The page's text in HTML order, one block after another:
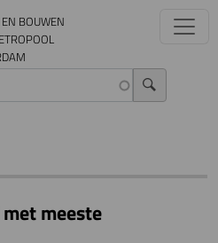
BOUWEN
meeste